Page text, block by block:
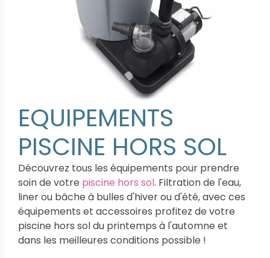
EQUIPEMENTS
PISCINE HORS SOL
Découvrez tous les équipements pour prendre
soin de votre piscine hors sol. Filtration de l'eau,
liner ou bâche à bulles d'hiver ou d'été, avec ces
équipements et accessoires profitez de votre
piscine hors sol du printemps à l'automne et
dans les meilleures conditions possible !